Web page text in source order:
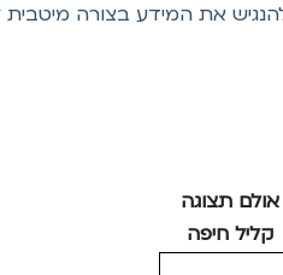
אולם תצוגה
קליל חיפה